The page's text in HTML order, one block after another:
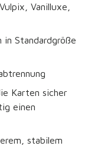
Vanilluxe,
Standardgröße
Karten sicher
einen
stabilem